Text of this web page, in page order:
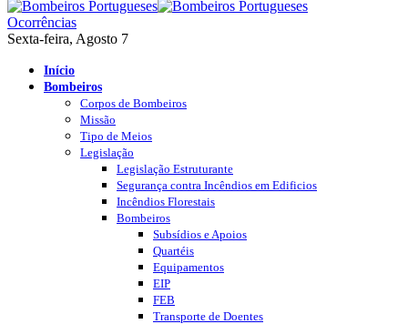
Ocorrências
Sexta-feira, Agosto 7
Início
Bombeiros
Corpos de Bombeiros
Missão
Tipo de Meios
Legislação
Legislação Estruturante
Segurança contra Incêndios em Edificios
Incêndios Florestais
Bombeiros
Subsídios e Apoios
Quartéis
Equipamentos
EIP
FEB
Transporte de Doentes